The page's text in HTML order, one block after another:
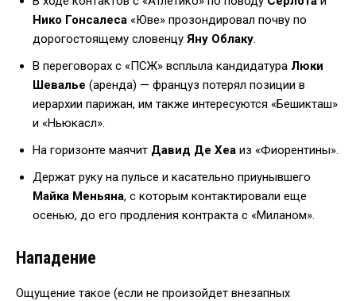
Нико Гонсалеса «Юве» прозондировал почву по
дорогостоящему словенцу Яну Облаку.
В переговорах с «ПСЖ» всплыла кандидатура Люки
Шевалье (аренда) — француз потерял позиции в
иерархии парижан, им также интересуются «Бешикташ»
и «Ньюкасл».
На горизонте маячит Давид Де Хеа из «Фиорентины».
Держат руку на пульсе и касательно приунывшего
Майка Меньяна, с которым контактировали еще
осенью, до его продления контракта с «Миланом».
Нападение
Ощущение такое (если не произойдет внезапных